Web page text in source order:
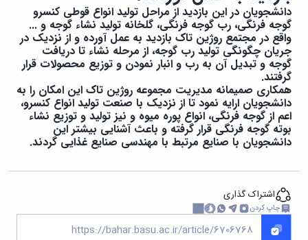
پایان
نامه
ها
دانشجویان در این بازدید از مراحل تولید انواع قوطی کنسرو
گوجه فرنگی، رب گوجه فرنگی، گلخانه تولید نشاء گوجه و ...
واقع در مجتمع روژین تاک بازدید به عمل آورده و از نزدیک در
جریان چگونگی تولید رب گوجه، از مرحله نشاء تا دریافت
گوجه و تبدیل آن به رب و انبار نمودن و توزیع محصولات قرار
گرفتند.
همکاری صمیمانه مدیریت مجموعه روژین تاک این امکان را به
دانشجویان ارایه نمود تا از نزدیک با صنعت تولید انواع کنسرو،
اعم از گوجه فرنگی، انواع پوره میوه و نیز تولید و توزیع نشاء
بوته گوجه فرنگی قرار گرفته و باعث آشنایی بیشتر این
دانشجویان با صنایع مرتبط با مهندسی صنایع غذایی گردند.
اشتراک گذاری
چاپ کردن